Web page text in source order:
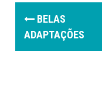
P
o
s
BELAS
ADAPTAÇÕES